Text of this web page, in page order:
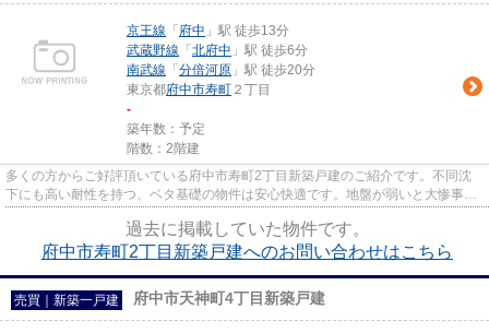
京王線 「 府中 」駅 徒歩13分
武蔵野線 「 北府中 」駅 徒歩6分
南武線 「 分倍河原 」駅 徒歩20分
東京都府中市寿町 ２丁目
-
築年数：予定
階数：2階建
多くの方からご好評頂いている府中市寿町2丁目新築戸建のご紹介です。不同沈
下にも高い耐性を持つ、ベタ基礎の物件は安心快適です。地盤が弱いと大惨事に
過去に掲載していた物件です。
府中市寿町2丁目新築戸建へのお問い合わせはこちら
売買｜新築一戸建 府中市天神町4丁目新築戸建